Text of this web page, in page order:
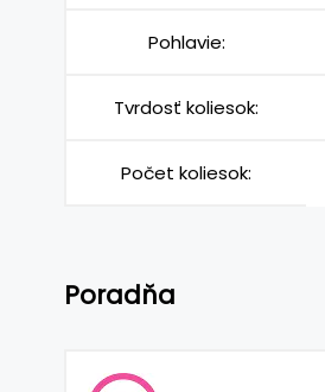
Pohlavie:
Tvrdosť koliesok:
Počet koliesok:
Poradňa